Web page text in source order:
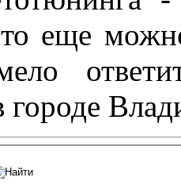
еще
городе